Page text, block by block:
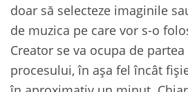
doar să selecteze imaginile
de muzica pe care vor s-o
Creator se va ocupa de
procesului, în așa fel încât